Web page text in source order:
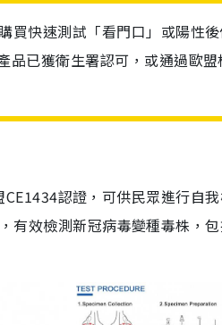
買快速測試「看門口」或陽性
品已獲衛生署認可，或通過歐盟
認證，可供民眾進行自
有效檢測新冠病毒變種毒株，